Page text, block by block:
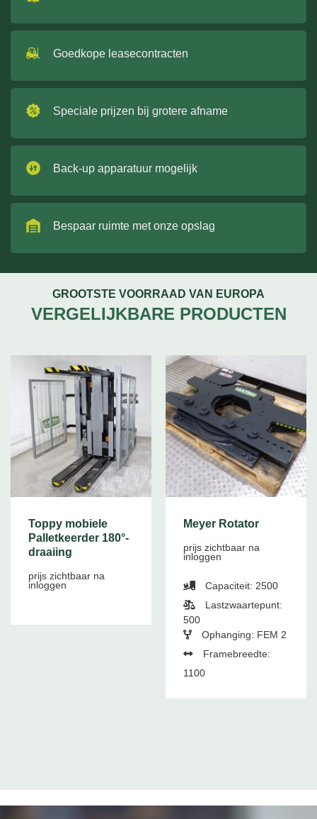
Goedkope leasecontracten
Speciale prijzen bij grotere afname
Back-up apparatuur mogelijk
Bespaar ruimte met onze opslag
GROOTSTE VOORRAAD VAN EUROPA
VERGELIJKBARE PRODUCTEN
Toppy mobiele
Palletkeerder 180°-
draaiing
prijs zichtbaar na
inloggen
Meyer Rotator
prijs zichtbaar na
inloggen
Capaciteit: 2500
Lastzwaartepunt:
500
Ophanging: FEM 2
Framebreedte:
1100